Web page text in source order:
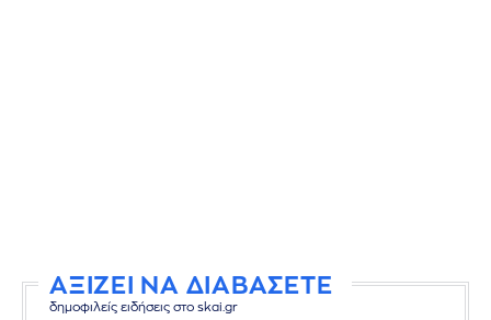
ΑΞΙΖΕΙ ΝΑ ΔΙΑΒΑΣΕΤΕ
δημοφιλείς ειδήσεις στο skai.gr